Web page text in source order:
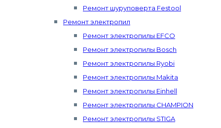
Ремонт шуруповерта Festool
Ремонт электропил
Ремонт электропилы EFCO
Ремонт электропилы Bosch
Ремонт электропилы Ryobi
Ремонт электропилы Makita
Ремонт электропилы Einhell
Ремонт электропилы CHAMPION
Ремонт электропилы STIGA